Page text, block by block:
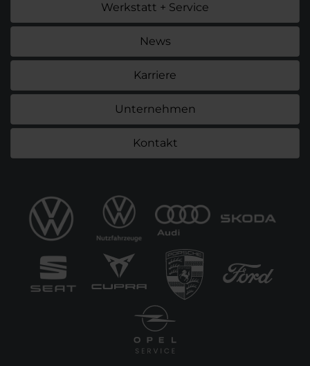
Werkstatt + Service
News
Karriere
Unternehmen
Kontakt